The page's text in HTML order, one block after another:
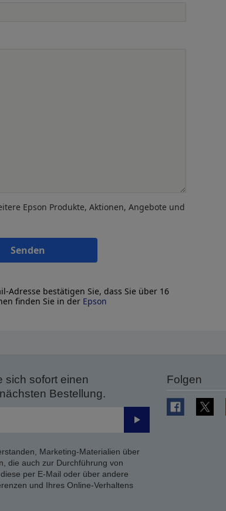
Epson Produkte, Aktionen, Angebote und
Senden
Adresse bestätigen Sie, dass Sie über 16
finden Sie in der Epson
sich sofort einen
Bestellung.
Senden
Marketing-Materialien über
die auch zur Durchführung von
per E-Mail oder über andere
und Ihres Online-Verhaltens
Folgen